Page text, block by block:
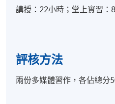
地點
講授：22小時；堂上實習：
評核方法
兩份多媒體習作，各佔總分